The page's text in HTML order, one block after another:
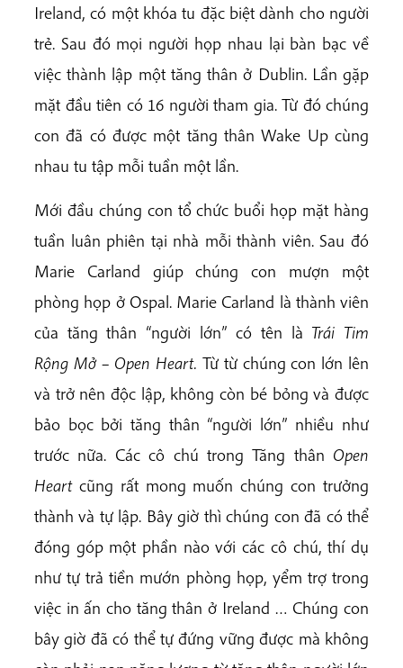
Ireland, có một khóa tu đặc biệt dành cho người
trẻ. Sau đó mọi người họp nhau lại bàn bạc về
việc thành lập một tăng thân ở Dublin. Lần gặp
mặt đầu tiên có 16 người tham gia. Từ đó chúng
con đã có được một tăng thân Wake Up cùng
nhau tu tập mỗi tuần một lần.
Mới đầu chúng con tổ chức buổi họp mặt hàng
tuần luân phiên tại nhà mỗi thành viên. Sau đó
Marie Carland giúp chúng con mượn một
phòng họp ở Ospal. Marie Carland là thành viên
của tăng thân “người lớn” có tên là Trái Tim
Rộng Mở – Open Heart. Từ từ chúng con lớn lên
và trở nên độc lập, không còn bé bỏng và được
bảo bọc bởi tăng thân “người lớn” nhiều như
trước nữa. Các cô chú trong Tăng thân Open
Heartcũng rất mong muốn chúng con trưởng
thành và tự lập. Bây giờ thì chúng con đã có thể
đóng góp một phần nào với các cô chú, thí dụ
như tự trả tiền mướn phòng họp, yểm trợ trong
việc in ấn cho tăng thân ở Ireland … Chúng con
bây giờ đã có thể tự đứng vững được mà không